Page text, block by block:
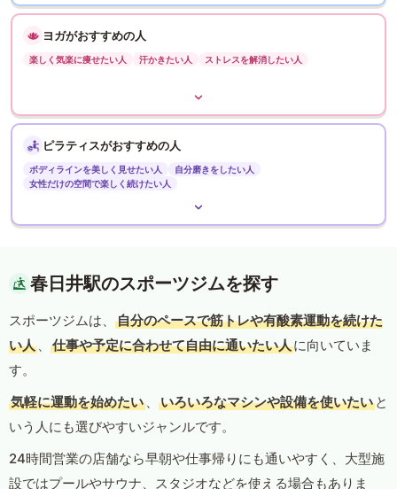
ヨガがおすすめの人
楽しく気楽に痩せたい人 汗かきたい人 ストレスを解消したい人
ピラティスがおすすめの人
ボディラインを美しく見せたい人
自分磨きをしたい人
女性だけの空間で楽しく続けたい人
春日井駅のスポーツジムを探す
スポーツジムは、
自分のペースで筋トレや有酸素運動を続けた
い人 、 仕事や予定に合わせて自由に通いたい人に向いていま
す。
気軽に運動を始めたい 、 いろいろなマシンや設備を使いたい と
いう人にも選びやすいジャンルです。
24時間営業の店舗なら早朝や仕事帰りにも通いやすく、大型施
設ではプールやサウナ、スタジオなどを使える場合もありま